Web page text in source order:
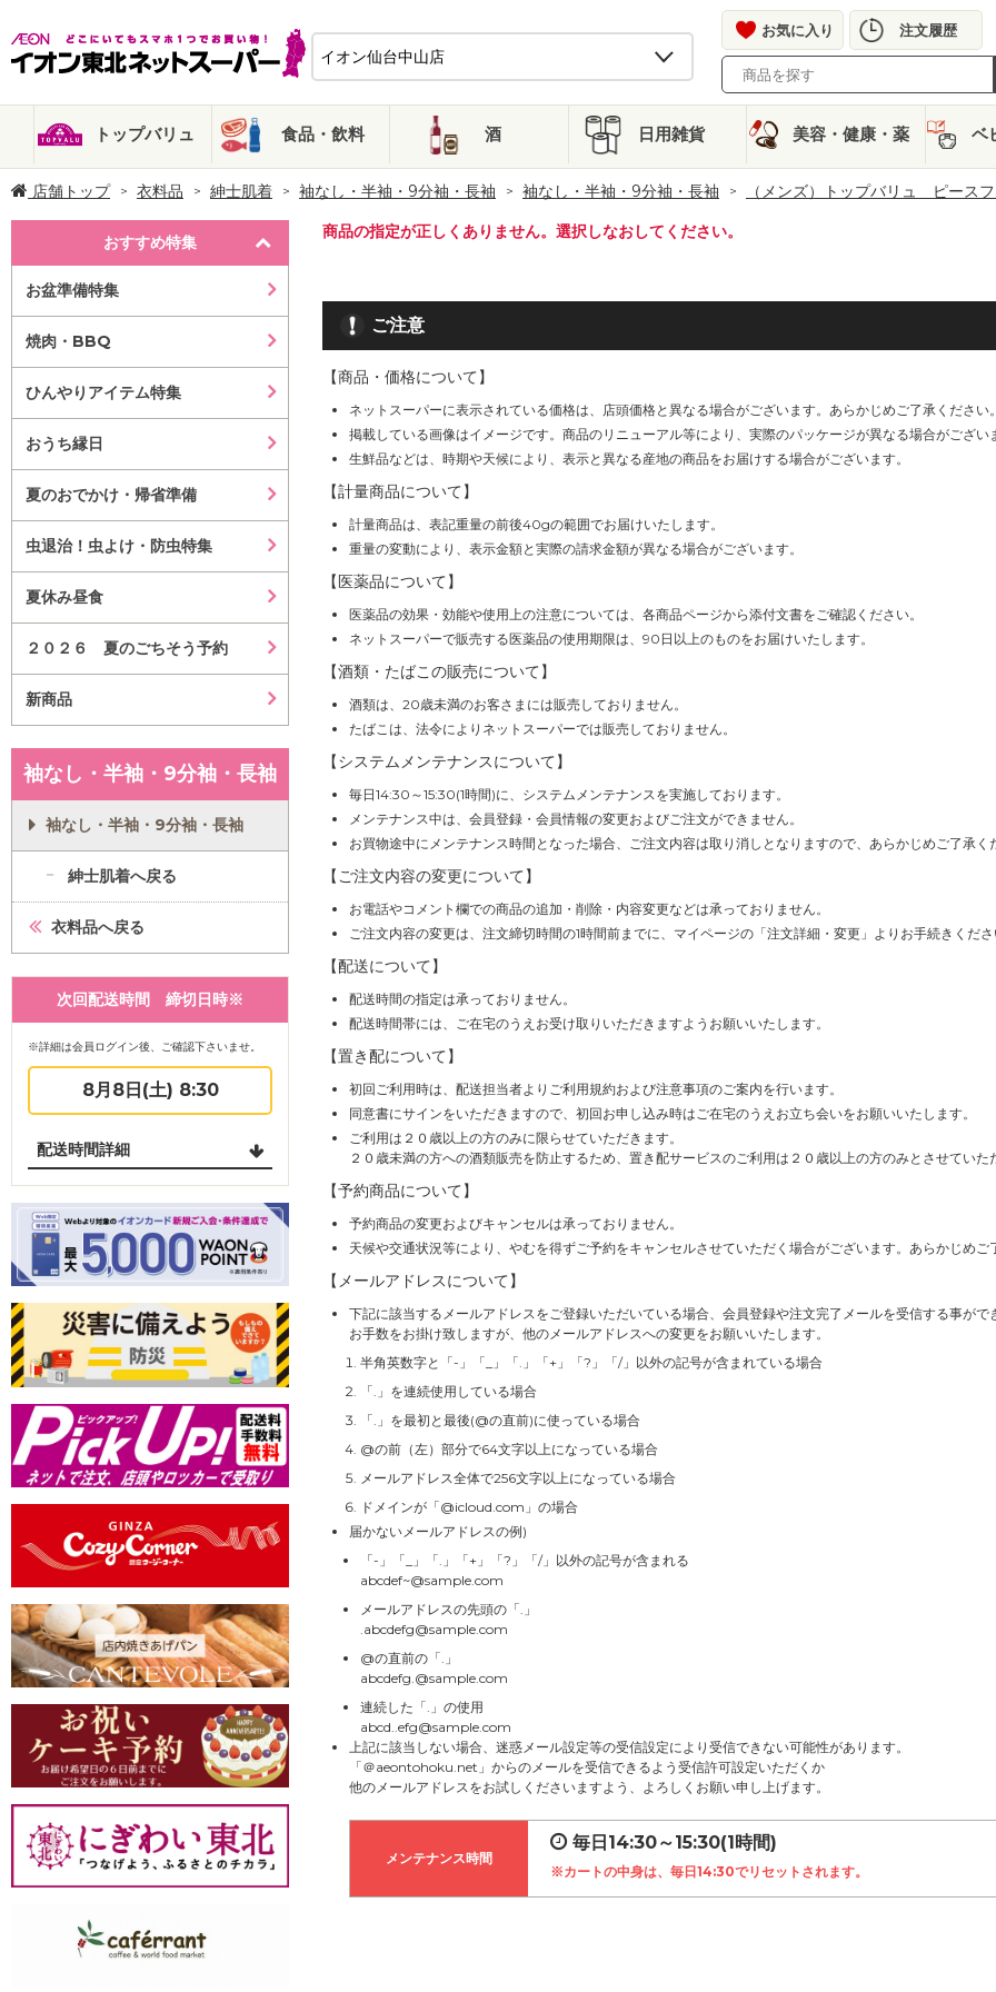
お気に入り 注文履歴
トップバリュ 食品・飲料 酒 日用雑貨 美容・健康・薬 ベ
店舗トップ 衣料品 紳士肌着 袖なし・半袖・9分袖・長袖 袖なし・半袖・9分袖・長袖 （メンズ）トップバリュ ピー
おすすめ特集
お盆準備特集
焼肉・BBQ
ひんやりアイテム特集
おうち縁日
夏のおでかけ・帰省準備
虫退治！虫よけ・防虫特集
夏休み昼食
２０２６ 夏のごちそう予約
新商品
袖なし・半袖・9分袖・長袖
袖なし・半袖・9分袖・長袖
紳士肌着へ戻る
衣料品へ戻る
次回配送時間 締切日時※
※詳細は会員ログイン後、ご確認下さいませ。
8月8日(土) 8:30
配送時間詳細
商品の指定が正しくありません。選択しなおしてください。
ご注意
【商品・価格について】
ネットスーパーに表示されている価格は、店頭価格と異なる場合がございます。あらかじめご了承ください。
掲載している画像はイメージです。商品のリニューアル等により、実際のパッケージが異なる場合がござい
生鮮品などは、時期や天候により、表示と異なる産地の商品をお届けする場合がございます。
【計量商品について】
計量商品は、表記重量の前後40gの範囲でお届けいたします。
重量の変動により、表示金額と実際の請求金額が異なる場合がございます。
【医薬品について】
医薬品の効果・効能や使用上の注意については、各商品ページから添付文書をご確認ください。
ネットスーパーで販売する医薬品の使用期限は、90日以上のものをお届けいたします。
【酒類・たばこの販売について】
酒類は、20歳未満のお客さまには販売しておりません。
たばこは、法令によりネットスーパーでは販売しておりません。
【システムメンテナンスについて】
毎日14:30～15:30(1時間)に、システムメンテナンスを実施しております。
メンテナンス中は、会員登録・会員情報の変更およびご注文ができません。
お買物途中にメンテナンス時間となった場合、ご注文内容は取り消しとなりますので、あらかじめご了承く
【ご注文内容の変更について】
お電話やコメント欄での商品の追加・削除・内容変更などは承っておりません。
ご注文内容の変更は、注文締切時間の1時間前までに、マイページの「注文詳細・変更」よりお手続きくださ
【配送について】
配送時間の指定は承っておりません。
配送時間帯には、ご在宅のうえお受け取りいただきますようお願いいたします。
【置き配について】
初回ご利用時は、配送担当者よりご利用規約および注意事項のご案内を行います。
同意書にサインをいただきますので、初回お申し込み時はご在宅のうえお立ち会いをお願いいたします。
ご利用は２０歳以上の方のみに限らせていただきます。
２０歳未満の方への酒類販売を防止するため、置き配サービスのご利用は２０歳以上の方のみとさせていた
【予約商品について】
予約商品の変更およびキャンセルは承っておりません。
天候や交通状況等により、やむを得ずご予約をキャンセルさせていただく場合がございます。あらかじめご
【メールアドレスについて】
下記に該当するメールアドレスをご登録いただいている場合、会員登録や注文完了メールを受信する事がで
お手数をお掛け致しますが、他のメールアドレスへの変更をお願いいたします。
半角英数字と「-」「_」「.」「+」「?」「/」以外の記号が含まれている場合
「.」を連続使用している場合
「.」を最初と最後(@の直前)に使っている場合
@の前（左）部分で64文字以上になっている場合
メールアドレス全体で256文字以上になっている場合
ドメインが「@icloud.com」の場合
届かないメールアドレスの例)
「-」「_」「.」「+」「?」「/」以外の記号が含まれる
abcdef~@sample.com
メールアドレスの先頭の「.」
.abcdefg@sample.com
@の直前の「.」
abcdefg.@sample.com
連続した「.」の使用
abcd..efg@sample.com
上記に該当しない場合、迷惑メール設定等の受信設定により受信できない可能性があります。
「＠aeontohoku.net」からのメールを受信できるよう受信許可設定いただくか
他のメールアドレスをお試しくださいますよう、よろしくお願い申し上げます。
メンテナンス時間
毎日14:30～15:30(1時間)
※カートの中身は、毎日14:30でリセットされます。